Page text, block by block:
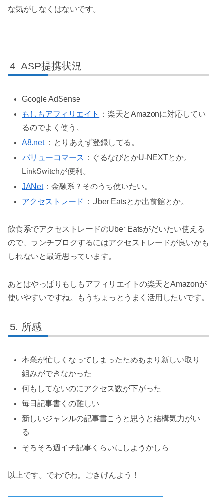
な気がしなくはないです。
ASP提携状況
Google AdSense
もしもアフィリエイト
：楽天とAmazonに対応してい
るのでよく使う。
A8.net：とりあえず登録してる。
バリューコマース ：ぐるなびとかU-NEXTとか。
LinkSwitchが便利。
JANet ：金融系？そのうち使いたい。
アクセストレード ：Uber Eatsとか出前館とか。
飲食系でアクセストレードのUber Eatsがだいたい使える
ので、ランチブログするにはアクセストレードが良いかも
しれないと最近思っています。
あとはやっぱりもしもアフィリエイトの楽天とAmazonが
使いやすいですね。もうちょっとうまく活用したいです。
所感
本業が忙しくなってしまったためあまり新しい取り
組みができなかった
何もしてないのにアクセス数が下がった
毎日記事書くの難しい
新しいジャンルの記事書こうと思うと結構気力がい
る
そろそろ週イチ記事くらいにしようかしら
以上です。でわでわ。ごきげんよう！